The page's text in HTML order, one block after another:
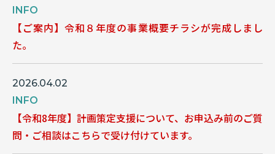
INFO
【ご案内】令和８年度の事業概要チラシが完成しまし
た。
2026.04.02
INFO
【令和8年度】計画策定支援について、お申込み前のご質
問・ご相談はこちらで受け付けています。